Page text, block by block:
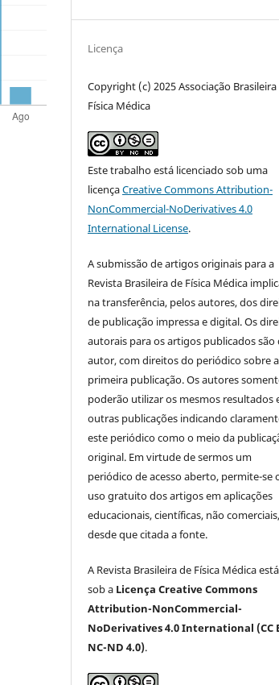
Licença
Copyright (c) 2025 Associação Brasileira
Física Médica
Este trabalho está licenciado sob uma
licençaCreative Commons Attribution-
NonCommercial-NoDerivatives 4.0
International License.
A submissão de artigos originais para a
Revista Brasileira de Física Médica
na transferência, pelos autores, dos
de publicação impressa e digital. Os
autorais para os artigos publicados são
autor, com direitos do periódico sobre a
primeira publicação. Os autores
poderão utilizar os mesmos resultados
outras publicações indicando
este periódico como o meio da
original. Em virtude de sermos um
periódico de acesso aberto, permite-se
uso gratuito dos artigos em aplicações
educacionais, científicas, não comerciais,
desde que citada a fonte.
A Revista Brasileira de Física Médica está
sob a Licença Creative Commons
Attribution-NonCommercial-
NoDerivatives 4.0 International (CC
NC-ND 4.0).